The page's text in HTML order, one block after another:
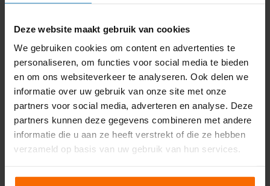
Deze website maakt gebruik van cookies
We gebruiken cookies om content en advertenties te
personaliseren, om functies voor social media te bieden
en om ons websiteverkeer te analyseren. Ook delen we
informatie over uw gebruik van onze site met onze
partners voor social media, adverteren en analyse. Deze
partners kunnen deze gegevens combineren met andere
informatie die u aan ze heeft verstrekt of die ze hebben
verzameld op basis van uw gebruik van hun services.
goeie ezelsbruggetjes en zijn
heel doortastend en duidelijk in
de uitleg. Complimenten!! En
bedankt!!
Jeannot van Gool
August Brown